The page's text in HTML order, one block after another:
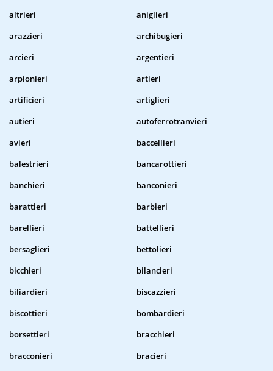
altrieri
aniglieri
arazzieri
archibugieri
arcieri
argentieri
arpionieri
artieri
artificieri
artiglieri
autieri
autoferrotranvieri
avieri
baccellieri
balestrieri
bancarottieri
banchieri
banconieri
barattieri
barbieri
barellieri
battellieri
bersaglieri
bettolieri
bicchieri
bilancieri
biliardieri
biscazzieri
biscottieri
bombardieri
borsettieri
bracchieri
bracconieri
bracieri